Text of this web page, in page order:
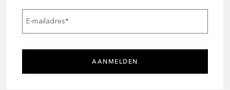
E-mailadres*
AANMELDEN